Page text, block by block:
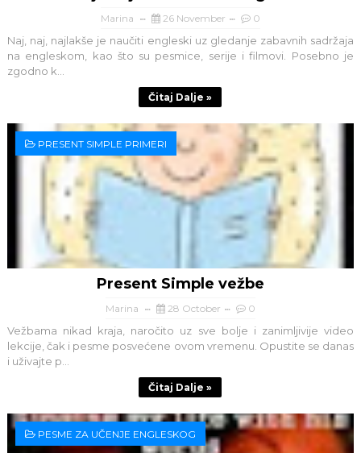
Marina 26 November 0
Naj, naj, najlakše je naučiti engleski uz gledanje zabavnih sadržaja
na engleskom, kao što su pesmice, serije i filmovi. Posebno je
zgodno k...
Čitaj Dalje »
PRESENT SIMPLE PRIMERI
Present Simple vežbe
Marina 28 October 0
Vežbama nikad kraja, naročito uz sve bolje i zanimljivije video
lekcije, čak i pesme posvećene ovom vremenu. Opustite se danas
i uživajte p...
Čitaj Dalje »
PESME ZA UČENJE ENGLESKOG